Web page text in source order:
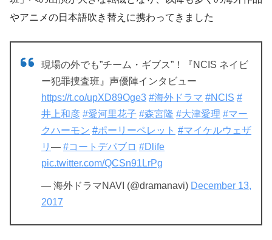
やアニメの日本語吹き替えに携わってきました
現場の外でも”チーム・ギブス”！『NCIS ネイビ
ー犯罪捜査班』声優陣インタビュー
https://t.co/upXD89Oge3 #海外ドラマ #NCIS #
井上和彦 #愛河里花子 #森宮隆 #大津愛理 #マー
クハーモン #ポーリーペレット #マイケルウェザ
リ ― #コートデパブロ #Dlife
pic.twitter.com/QCSn91LrPg
— 海外ドラマNAVI (@dramanavi) December 13,
2017